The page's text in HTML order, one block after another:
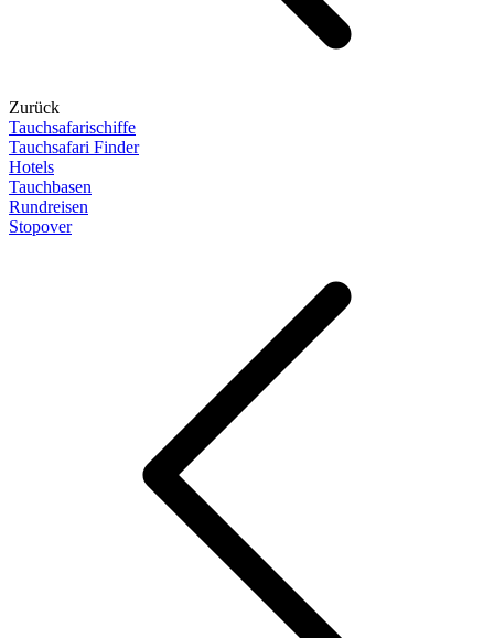
Zurück
Tauchsafarischiffe
Tauchsafari Finder
Hotels
Tauchbasen
Rundreisen
Stopover